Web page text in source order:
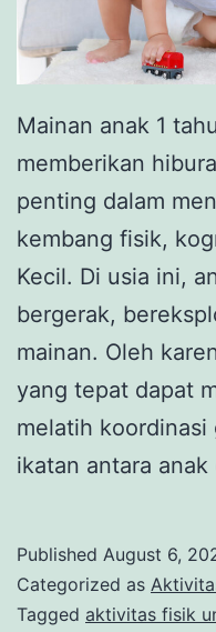
Mainan anak 1
memberikan
penting dalam
kembang fisik,
Kecil. Di usia ini,
bergerak,
mainan. Oleh
yang tepat dapat
melatih
ikatan antara
Published August 6,
Categorized as
Tagged aktivitas fisik